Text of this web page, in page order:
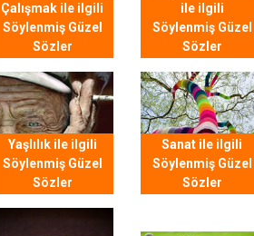
Çalışmak ile ilgili
Söylenmiş Güzel
Sözler
ile ilgili
Söylenmiş Güzel
Sözler
Yaşlılık ile ilgili
Söylenmiş Güzel
Sözler
Sanat ile ilgili
Söylenmiş Güzel
Sözler